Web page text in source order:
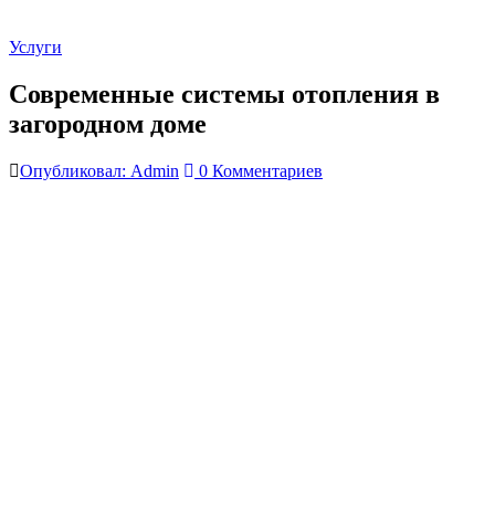
Услуги
Современные системы отопления в
загородном доме
Опубликовал: Admin 0 Комментариев